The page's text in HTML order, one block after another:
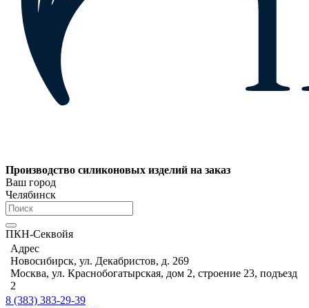
Производство силиконовых изделий на заказ
Ваш город
Челябинск
ПКН-Секвойя
Адрес
Новосибирск, ул. Декабристов, д. 269
Москва, ул. Краснобогатырская, дом 2, строение 23, подъезд
2
8 (383) 383-29-39